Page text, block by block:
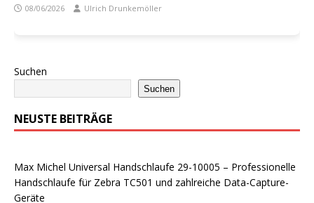
08/06/2026 Ulrich Drunkemöller
Suchen
Suchen
NEUSTE BEITRÄGE
Max Michel Universal Handschlaufe 29-10005 – Professionelle
Handschlaufe für Zebra TC501 und zahlreiche Data-Capture-
Geräte